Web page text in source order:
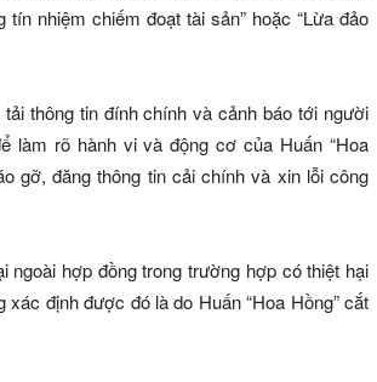
nhiệm chiếm đoạt tài sản” hoặc “Lừa đảo
thông tin đính chính và cảnh báo tới người
làm rõ hành vi và động cơ của Huấn “Hoa
gỡ, đăng thông tin cải chính và xin lỗi công
hợp đồng trong trường hợp có thiệt hại
định được đó là do Huấn “Hoa Hồng” cắt